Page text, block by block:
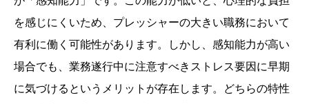
を感じにくいため、プレッシャーの大きい職務において
有利に働く可能性があります。しかし、感知能力が高い
場合でも、業務遂行中に注意すべきストレス要因に早期
に気づけるというメリットが存在します。どちらの特性